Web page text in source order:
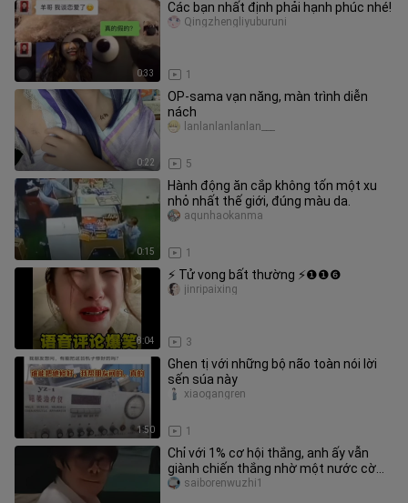
0:33
Các bạn nhất định phải hạnh phúc nhé!
1
Qingzhengliyuburuni
0:22
OP-sama vạn năng, màn trình diễn
nách
5
lanlanlanlanlan___
0:15
Hành động ăn cắp không tốn một xu
nhỏ nhất thế giới, đúng màu da.
1
aqunhaokanma
8:04
⚡ Tử vong bất thường ⚡❶❶❻
3
jinripaixing
1:50
Ghen tị với những bộ não toàn nói lời
sến súa này
1
xiaogangren
Chỉ với 1% cơ hội thắng, anh ấy vẫn
giành chiến thắng nhờ một nước cờ
xuất thần!
saiborenwuzhi1